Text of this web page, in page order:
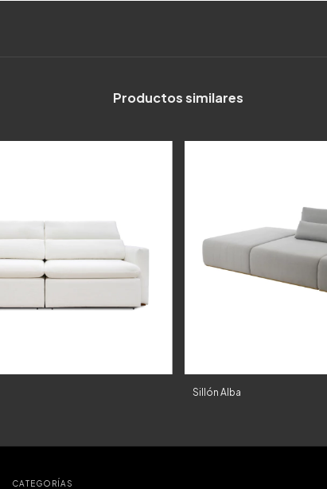
Productos similares
Sillón Alba
CATEGORÍAS